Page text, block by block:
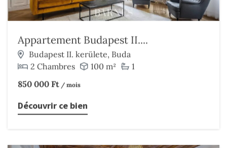
Appartement Budapest II....
Budapest II. kerülete, Buda
2 Chambres
100 m²
1
850 000 Ft / mois
Découvrir ce bien